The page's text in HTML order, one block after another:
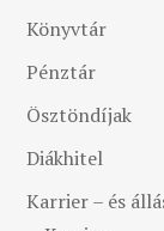
Könyvtár
Pénztár
Ösztöndíjak
Diákhitel
Karrier – és